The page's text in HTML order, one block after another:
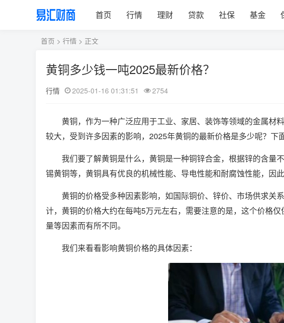
首页 行情 理财 贷款 社保 基金
首页 > 行情 > 正文
黄铜多少钱一吨2025最新价格？
行情 2025-01-16 01:31:51 2754
黄铜，作为一种广泛应用于工业、家居、装饰等领域的金属材
较大，受到许多因素的影响，2025年黄铜的最新价格是多少呢？下
我们要了解黄铜是什么，黄铜是一种铜锌合金，根据锌的含量
锡黄铜等，黄铜具有优良的机械性能、导电性能和耐腐蚀性能，因
黄铜的价格受多种因素影响，如国际铜价、锌价、市场供求关
计，黄铜的价格大约在每吨5万元左右，需要注意的是，这个价格
量等因素而有所不同。
我们来看看影响黄铜价格的具体因素：